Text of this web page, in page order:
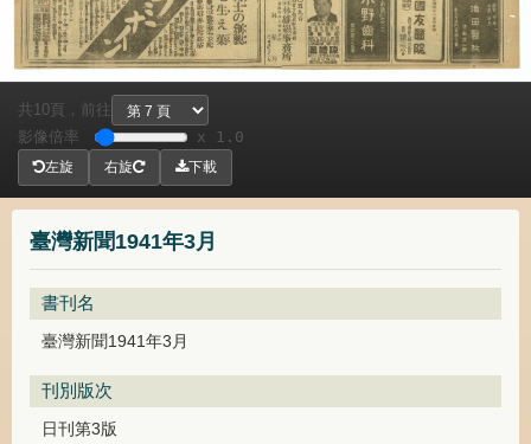
臺灣新聞1941年3月
書刊名
臺灣新聞1941年3月
刊別版次
日刊第3版
共 10頁，
前往
影像倍率
x 1.0
左旋 右旋 下載